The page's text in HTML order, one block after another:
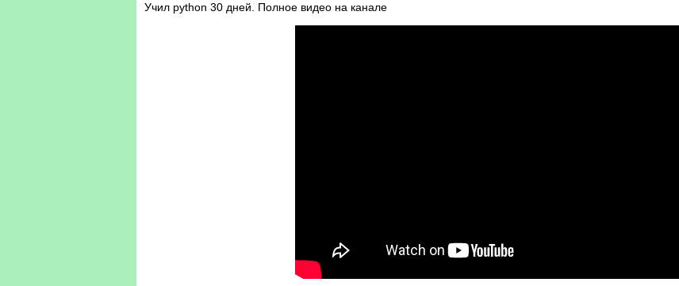
Учил python 30 дней. Полное видео на канале